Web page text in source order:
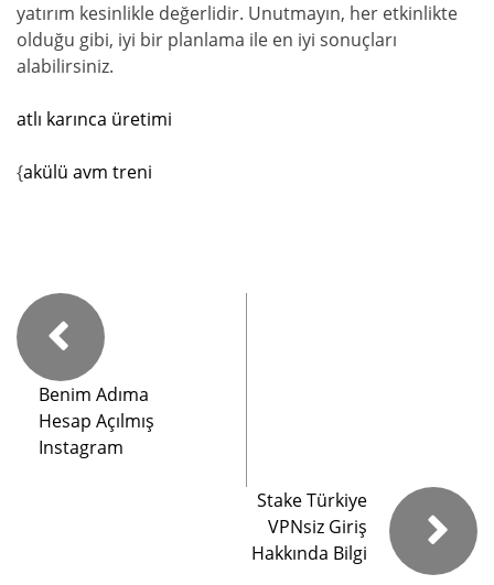
yatırım kesinlikle değerlidir. Unutmayın, her etkinlikte
olduğu gibi, iyi bir planlama ile en iyi sonuçları
alabilirsiniz.
atlı karınca üretimi
{akülü avm treni
Benim Adıma
Hesap Açılmış
Instagram
Stake Türkiye
VPNsiz Giriş
Hakkında Bilgi